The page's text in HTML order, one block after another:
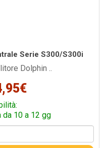
Serie S300/S300i
Dolphin ..
da 10 a 12 gg